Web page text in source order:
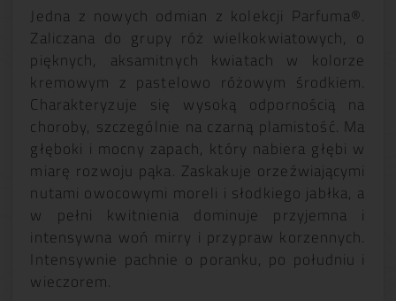
Jedna z nowych odmian z kolekcji Parfuma®.
Zaliczana do grupy róż wielkokwiatowych, o
pięknych, aksamitnych kwiatach w kolorze
kremowym z pastelowo różowym środkiem.
Charakteryzuje się wysoką odpornością na
choroby, szczególnie na czarną plamistość. Ma
głęboki i mocny zapach, który nabiera głębi w
miarę rozwoju pąka. Zaskakuje orzeźwiającymi
nutami owocowymi moreli i słodkiego jabłka, a
w pełni kwitnienia dominuje przyjemna i
intensywna woń mirry i przypraw korzennych.
Intensywnie pachnie o poranku, po południu i
wieczorem.